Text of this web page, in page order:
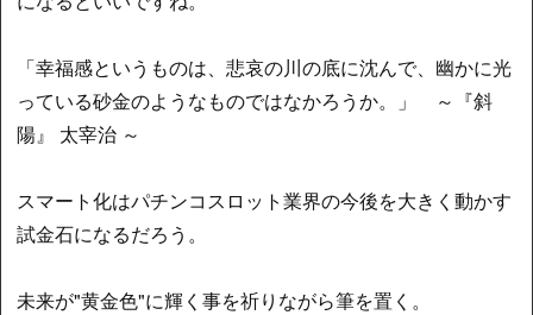
「幸福感というものは、悲哀の川の底に沈んで、幽かに光
っている砂金のようなものではなかろうか。」 ～『斜
陽』 太宰治 ～
スマート化はパチンコスロット業界の今後を大きく動かす
試金石になるだろう。
未来が"黄金色"に輝く事を祈りながら筆を置く。